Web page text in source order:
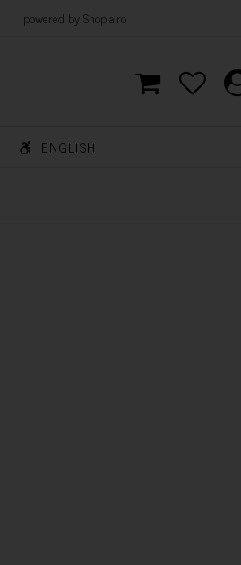
Shopia.ro
ENGLISH